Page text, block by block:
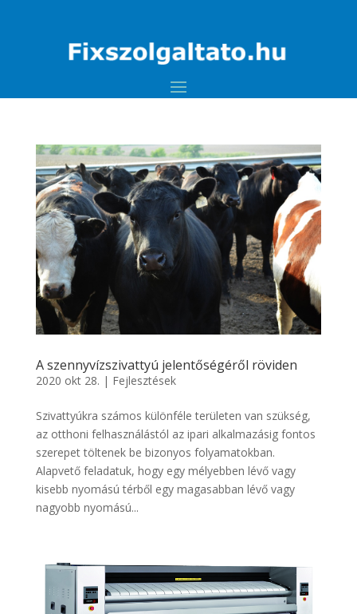
A szennyvízszivattyú jelentőségéről röviden
2020 okt 28. | Fejlesztések
Szivattyúkra számos különféle területen van szükség,
az otthoni felhasználástól az ipari alkalmazásig fontos
szerepet töltenek be bizonyos folyamatokban.
Alapvető feladatuk, hogy egy mélyebben lévő vagy
kisebb nyomású térből egy magasabban lévő vagy
nagyobb nyomású...